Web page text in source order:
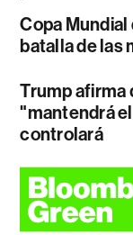
Copa Mundial
batalla de las
Trump afirma
"mantendrá
controlará